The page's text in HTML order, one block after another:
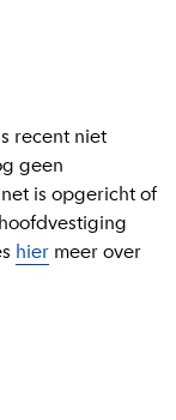
recent niet
geen
is opgericht of
hier meer over